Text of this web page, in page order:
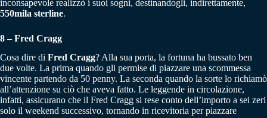
inconsapevole realizzò i suoi sogni, destinandogli, indirettamente,
550mila sterline.
8 – Fred Cragg
Cosa dire di Fred Cragg? Alla sua porta, la fortuna ha bussato ben
due volte. La prima quando gli permise di piazzare una scommessa
vincente partendo da 50 penny. La seconda quando la sorte lo richiamò
all’attenzione su ciò che aveva fatto. Le leggende in circolazione,
infatti, assicurano che il Fred Cragg si rese conto dell’importo a sei zeri
solo il weekend successivo, tornando in ricevitoria per piazzare